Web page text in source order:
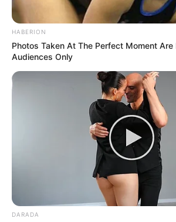
HABERION
Photos Taken At The Perfect Moment Are
Audiences Only
DARADA